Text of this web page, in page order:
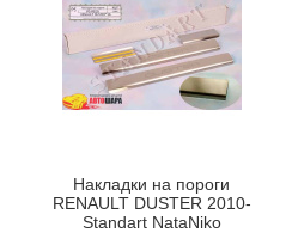
Накладки на пороги
RENAULT DUSTER 2010-
Standart NataNiko